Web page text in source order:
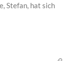
Stefan, hat sich